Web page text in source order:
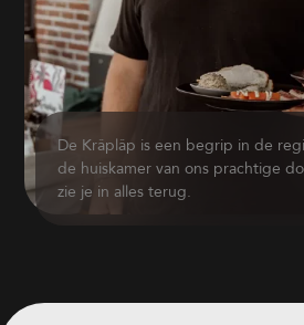
De Krâplâp is een begrip in de
de huiskamer van ons prachtige
zie je in alles terug.